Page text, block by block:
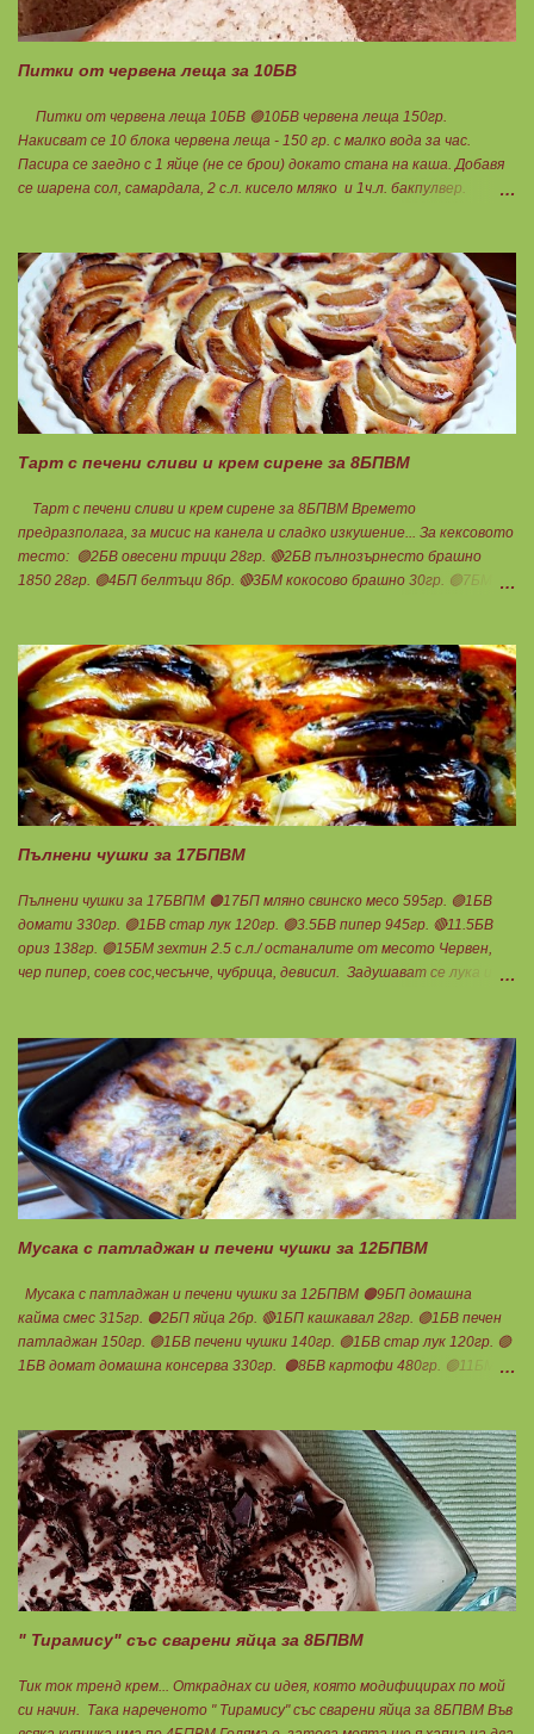
Ванилия Нека да ни е вкусно заедно! Люси
Питки от червена леща за 10БВ
Питки от червена леща 10БВ 🟢10БВ червена леща 150гр.
Накисват се 10 блока червена леща - 150 гр. с малко вода за час.
Пасира се заедно с 1 яйце (не се брои) докато стана на каша. Добавя
се шарена сол, самардала, 2 с.л. кисело мляко и 1ч.л. бакпулвер.
влажни ръце се оформят 10 еднакви топчета. Пече се в добре
загрята фурна на 200 градуса за 35-40 мин. Всяка питка е 1 блок
въглехидрат. Нека да ни е вкусно заедно! Споделено от Петя Чанева
Тарт с печени сливи и крем сирене за 8БПВМ
Тарт с печени сливи и крем сирене за 8БПВМ Времето
предразполага, за мисис на канела и сладко изкушение... За кексовото
тесто: 🟢2БВ овесени трици 28гр. 🔴2БВ пълнозърнесто брашно
1850 28гр. 🟢4БП белтъци 8бр. 🔴3БМ кокосово брашно 30гр. 🟢7БМ
добре и се оставя на страна да набъбне. За чийз крема: 🟢3БП
обезмаслено крем сирене Кауфланд 200гр. + 1 равна с.л скир 🟠1БП
яйце 1бр. Ванилия Не подслаждам! За отгоре: 🟢4БВ сини сливи
360гр. Канела Мазнините са удвоени за белтъците и крем сиренето!
В голяма силиконова форма за тарт, разпределих така: 🥧1- ви слой
от кексово тесто 🥧2- ри слой чийз крем 🥧3- ти слой нарязани сини
сливи Канелата поръсих след изпичане, за да не е много натрапчива и
в голямо количество. Сладкиша изпекох в загрята фурна на 180
Пълнени чушки за 17БПВМ
Пълнени чушки за 17БВПМ 🟠17БП мляно свинско месо 595гр. 🟢1БВ
домати 330гр. 🟢1БВ стар лук 120гр. 🟢3.5БВ пипер 945гр. 🔴11.5БВ
ориз 138гр. 🟢15БМ зехтин 2.5 с.л./ останалите от месото Червен,
чер пипер, соев сос,чесънче, чубрица, девисил. Задушават се лука и
чаша вода. Готви се на слаб огън докато изври водата. Овкусява се с
останалите подправки и се пълня пиперките. Подреждат се в тава,
добавят се доматите, вода до средата на чушките и се пече до
готовност. В купичка се разбиват по 3 с.л кисело и прясно мляко,
които се добавят след като се извади гозбата от фурната.
Претегля се общото количество , разделя се на 17 и се определя за
1БПВМ. Предварително трябва да сте определили теглото на
тавата, в която се готвят чушките. Нека да ни е вкусно заедно!
Мусака с патладжан и печени чушки за 12БПВМ
Мусака с патладжан и печени чушки за 12БПВМ 🟠9БП домашна
кайма смес 315гр. 🟠2БП яйца 2бр. 🔴1БП кашкавал 28гр. 🟢1БВ печен
патладжан 150гр. 🟢1БВ печени чушки 140гр. 🟢1БВ стар лук 120гр. 🟢
1БВ домат домашна консерва 330гр. 🟠8БВ картофи 480гр. 🟢11БМ
кайма, може изобщо да не добавяте мазнини... Каймата се задушава с
лука и картофите. Всичко останало с3 нарязва и добавя към сместа.
Пече се до готовност. Заливката е от яйца,кашкавал и 150гр. кисело
мляко. Цялото количество можете да разпределите на порции и да
хапвате както предпочитате. Нека да ни е вкусно заедно! Люси
" Тирамису" със сварени яйца за 8БПВМ
Тик ток тренд крем... Откраднах си идея, която модифицирах по мой
си начин. Така нареченото " Тирамису" със сварени яйца за 8БПВМ Във